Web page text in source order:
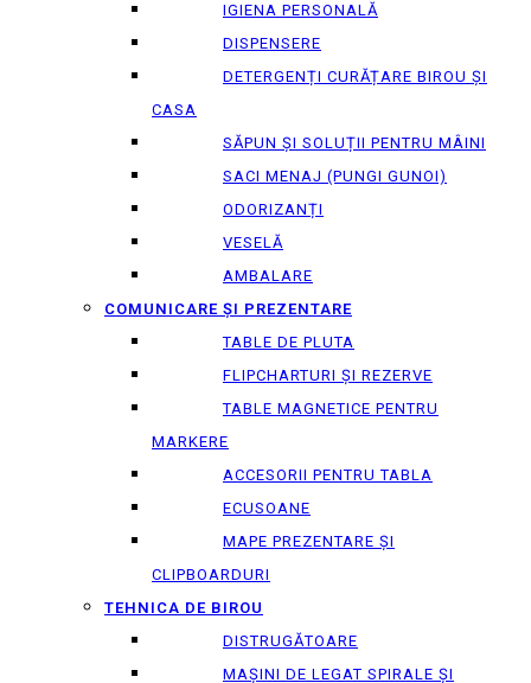
IGIENA PERSONALĂ
DISPENSERE
DETERGENȚI CURĂȚARE BIROU ȘI
CASA
SĂPUN ȘI SOLUȚII PENTRU MÂINI
SACI MENAJ (PUNGI GUNOI)
ODORIZANȚI
VESELĂ
AMBALARE
COMUNICARE ȘI PREZENTARE
TABLE DE PLUTA
FLIPCHARTURI ȘI REZERVE
TABLE MAGNETICE PENTRU
MARKERE
ACCESORII PENTRU TABLA
ECUSOANE
MAPE PREZENTARE ȘI
CLIPBOARDURI
TEHNICA DE BIROU
DISTRUGĂTOARE
MAȘINI DE LEGAT SPIRALE ȘI